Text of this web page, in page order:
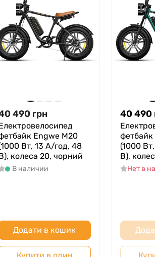
490 грн
Engwe M20
Вт, 13 А/год, 48
колеса 20, чорний
В наличии
Додати в кошик
40 490
(1000
В),
Нет в